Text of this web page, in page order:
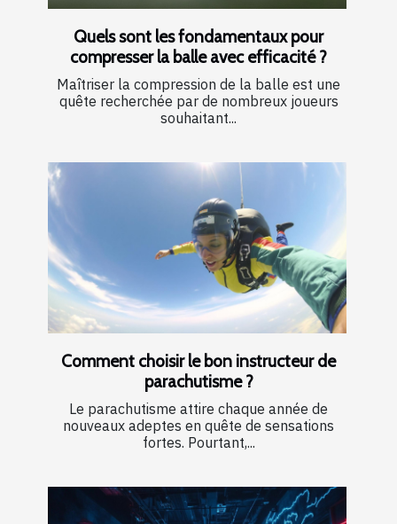
Quels sont les fondamentaux pour
compresser la balle avec efficacité ?
Maîtriser la compression de la balle est une
quête recherchée par de nombreux joueurs
souhaitant...
Comment choisir le bon instructeur de
parachutisme ?
Le parachutisme attire chaque année de
nouveaux adeptes en quête de sensations
fortes. Pourtant,...